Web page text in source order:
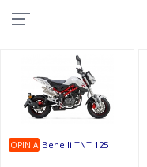
OPINIA Benelli TNT 125